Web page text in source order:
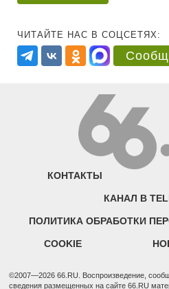
ЧИТАЙТЕ НАС В СОЦСЕТЯХ:
КОНТАКТЫ
КАНАЛ В
ПОЛИТИКА ОБРАБОТКИ
COOKIE
©2007—2026 66.RU. Воспроизведение,
сведения размещенных на сайте 66.RU